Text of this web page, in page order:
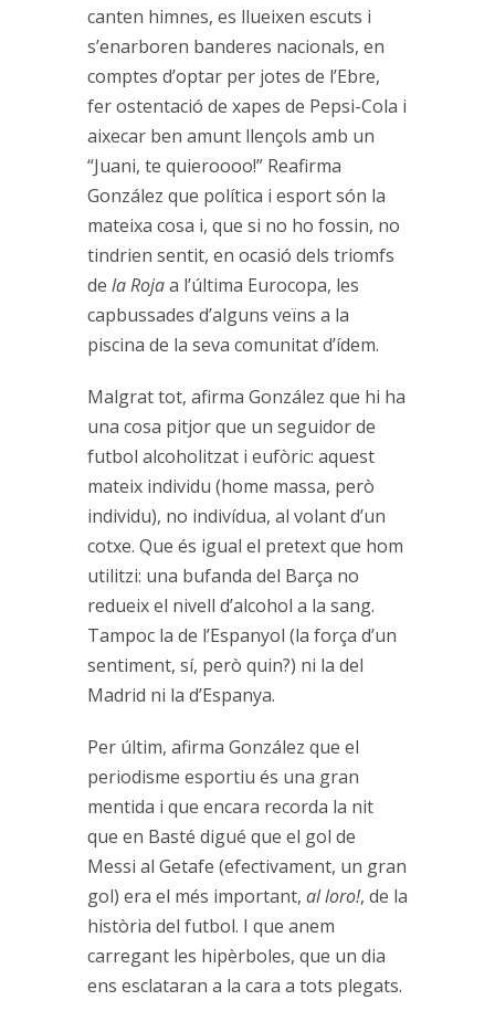
canten himnes, es llueixen escuts i
s’enarboren banderes nacionals, en
comptes d’optar per jotes de l’Ebre,
fer ostentació de xapes de Pepsi-Cola i
aixecar ben amunt llençols amb un
“Juani, te quieroooo!” Reafirma
González que política i esport són la
mateixa cosa i, que si no ho fossin, no
tindrien sentit, en ocasió dels triomfs
de la Rojaa l’última Eurocopa, les
capbussades d’alguns veïns a la
piscina de la seva comunitat d’ídem.
Malgrat tot, afirma González que hi ha
una cosa pitjor que un seguidor de
futbol alcoholitzat i eufòric: aquest
mateix individu (home massa, però
individu), no indivídua, al volant d’un
cotxe. Que és igual el pretext que hom
utilitzi: una bufanda del Barça no
redueix el nivell d’alcohol a la sang.
Tampoc la de l’Espanyol (la força d’un
sentiment, sí, però quin?) ni la del
Madrid ni la d’Espanya.
Per últim, afirma González que el
periodisme esportiu és una gran
mentida i que encara recorda la nit
que en Basté digué que el gol de
Messi al Getafe (efectivament, un gran
gol) era el més important, al loro!, de la
història del futbol. I que anem
carregant les hipèrboles, que un dia
ens esclataran a la cara a tots plegats.